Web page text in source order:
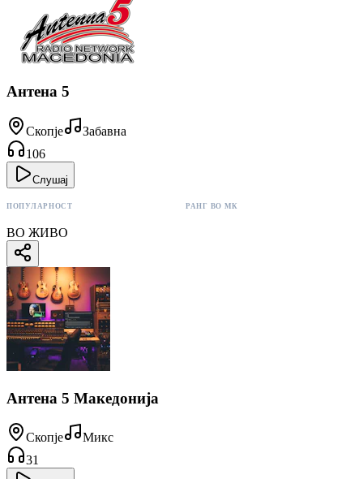
Антена 5
Скопје
Забавна
106
Слушај
ПОПУЛАРНОСТ РАНГ ВО МК
ВО ЖИВО
Антена 5 Македонија
Скопје
Микс
31